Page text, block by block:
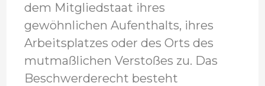
dem Mitgliedstaat ihres
gewöhnlichen Aufenthalts, ihres
Arbeitsplatzes oder des Orts des
mutmaßlichen Verstoßes zu. Das
Beschwerderecht besteht